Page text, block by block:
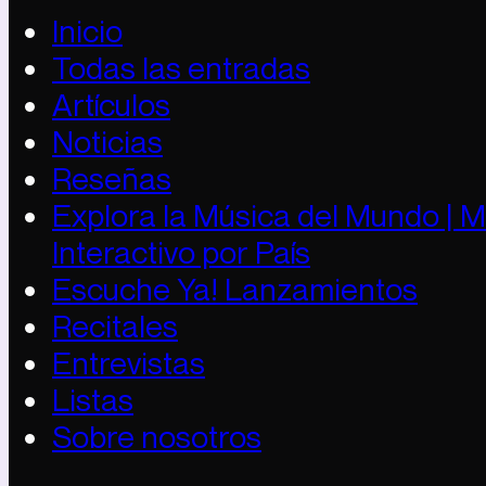
Inicio
Todas las entradas
Artículos
Noticias
Reseñas
Explora la Música del Mundo |
Interactivo por País
Escuche Ya! Lanzamientos
Recitales
Entrevistas
Listas
Sobre nosotros